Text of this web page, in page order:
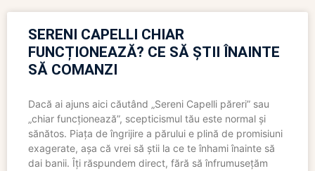
SERENI CAPELLI CHIAR
FUNCȚIONEAZĂ? CE SĂ ȘTII ÎNAINTE
SĂ COMANZI
Dacă ai ajuns aici căutând „Sereni Capelli păreri” sau
„chiar funcționează”, scepticismul tău este normal și
sănătos. Piața de îngrijire a părului e plină de promisiuni
exagerate, așa că vrei să știi la ce te înhami înainte să
dai banii. Îți răspundem direct, fără să înfrumusețăm